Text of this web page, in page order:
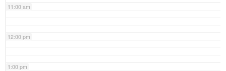
11:00 am
12:00 pm
1:00 pm